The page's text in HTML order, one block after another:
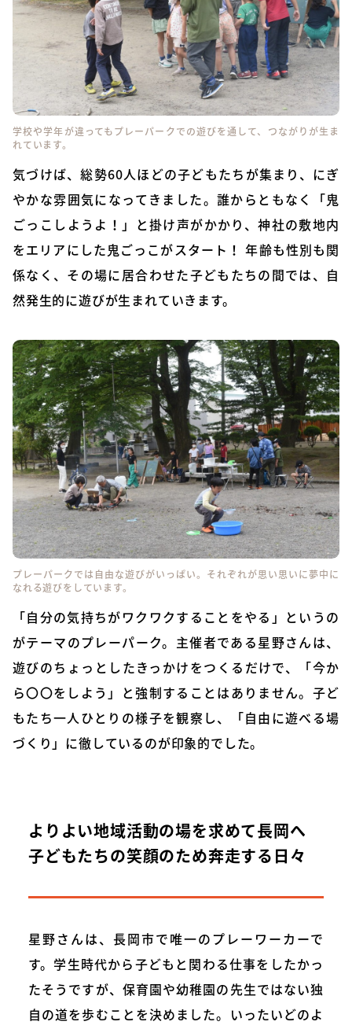
学校や学年が違ってもプレーパークでの遊びを通して、つながりが生ま
れています。
気づけば、総勢60人ほどの子どもたちが集まり、にぎ
やかな雰囲気になってきました。誰からともなく「鬼
ごっこしようよ！」と掛け声がかかり、神社の敷地内
をエリアにした鬼ごっこがスタート！ 年齢も性別も関
係なく、その場に居合わせた子どもたちの間では、自
然発生的に遊びが生まれていきます。
プレーパークでは自由な遊びがいっぱい。それぞれが思い思いに夢中に
なれる遊びをしています。
「自分の気持ちがワクワクすることをやる」というの
がテーマのプレーパーク。主催者である星野さんは、
遊びのちょっとしたきっかけをつくるだけで、「今か
ら〇〇をしよう」と強制することはありません。子ど
もたち一人ひとりの様子を観察し、「自由に遊べる場
づくり」に徹しているのが印象的でした。
よりよい地域活動の場を求めて長岡へ
子どもたちの笑顔のため奔走する日々
星野さんは、長岡市で唯一のプレーワーカーで
す。学生時代から子どもと関わる仕事をしたかっ
たそうですが、保育園や幼稚園の先生ではない独
自の道を歩むことを決めました。いったいどのよ